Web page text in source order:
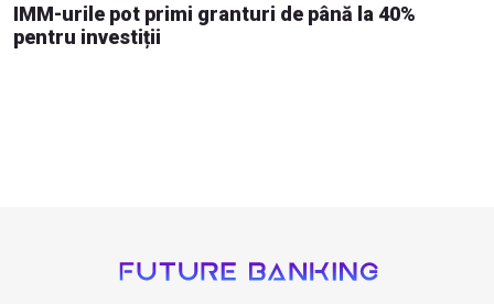
IMM-urile pot primi granturi de până la 40%
pentru investiții